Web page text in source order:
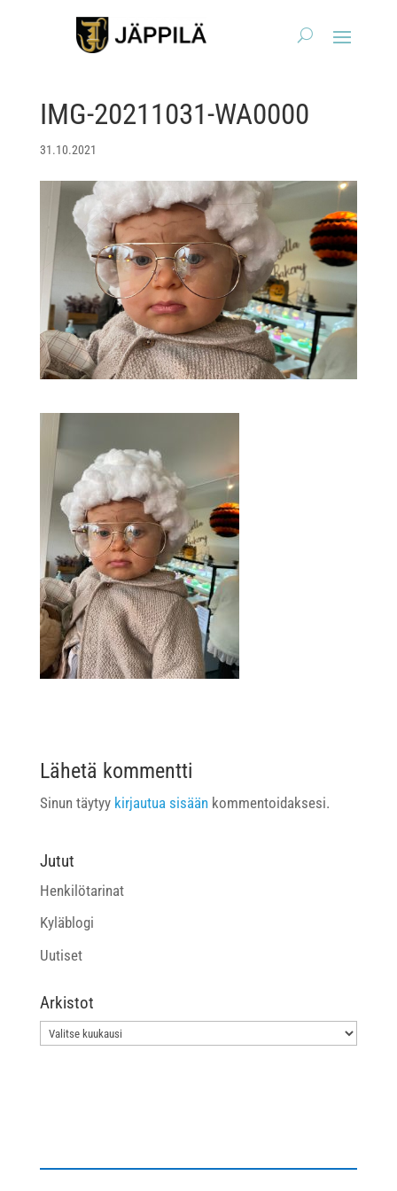
IMG-20211031-WA0000
31.10.2021
Lähetä kommentti
Sinun täytyy kirjautua sisäänkommentoidaksesi.
Jutut
Henkilötarinat
Kyläblogi
Uutiset
Arkistot
Arkistot